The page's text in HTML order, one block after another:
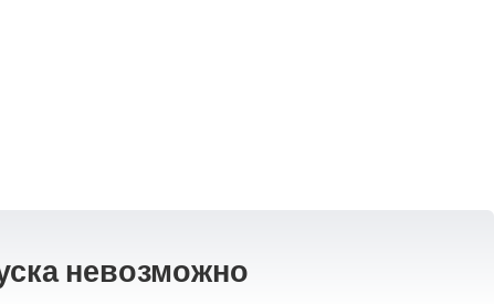
невозможно